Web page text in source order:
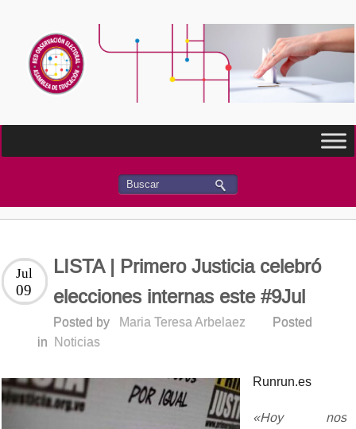
LISTA | Primero Justicia celebró
elecciones internas este #9Jul
Jul
09
Posted by Maria Teresa Arbelaez
Posted
in
Noticias
Runrun.es
«Hoy nos